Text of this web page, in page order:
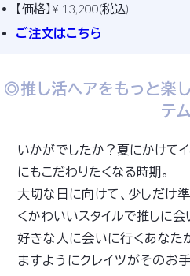
【価格】¥ 13,200(税込)
ご注文はこちら
◎推し活ヘアをもっと楽
テム
いかがでしたか？夏にかけてイ
にもこだわりたくなる時期。
大切な日に向けて、少しだけ
くかわいいスタイルで推しに会
好きな人に会いに行くあなた
ますようにクレイツがそのお